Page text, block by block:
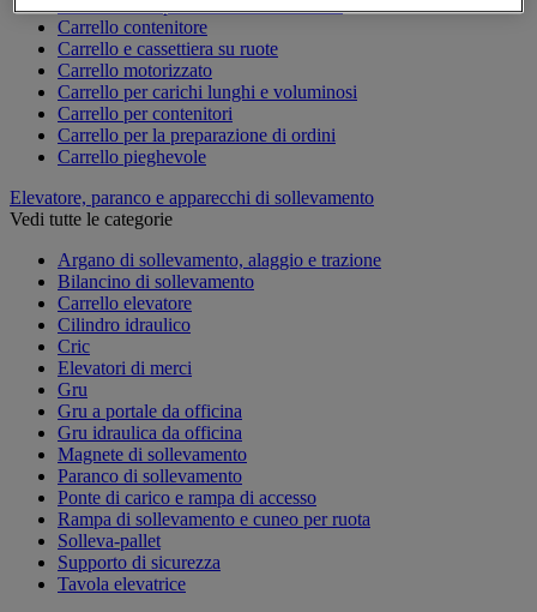
Carrello contenitore
Carrello e cassettiera su ruote
Carrello motorizzato
Carrello per carichi lunghi e voluminosi
Carrello per contenitori
Carrello per la preparazione di ordini
Carrello pieghevole
Elevatore, paranco e apparecchi di sollevamento
Vedi tutte le categorie
Argano di sollevamento, alaggio e trazione
Bilancino di sollevamento
Carrello elevatore
Cilindro idraulico
Cric
Elevatori di merci
Gru
Gru a portale da officina
Gru idraulica da officina
Magnete di sollevamento
Paranco di sollevamento
Ponte di carico e rampa di accesso
Rampa di sollevamento e cuneo per ruota
Solleva-pallet
Supporto di sicurezza
Tavola elevatrice